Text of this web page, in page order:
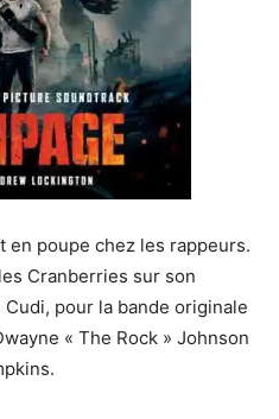
en poupe chez les rappeurs.
Cranberries sur son
pour la bande originale
« The Rock » Johnson